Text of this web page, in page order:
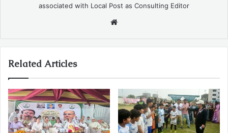
associated with Local Post as Consulting Editor
Related Articles